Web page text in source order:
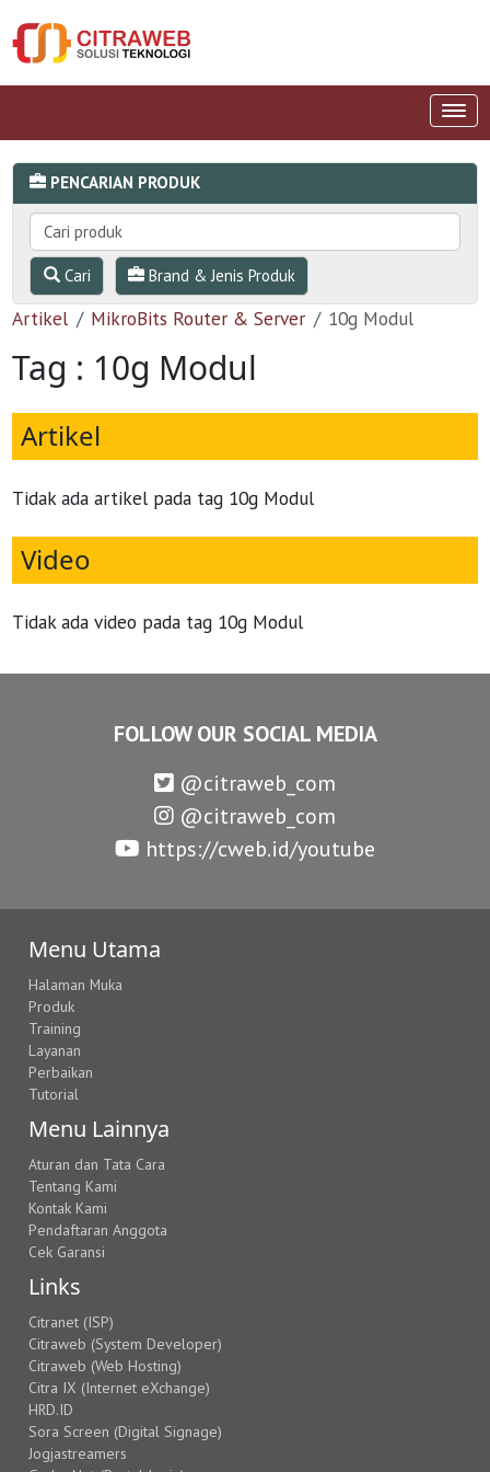
PENCARIAN PRODUK
Cari Brand & Jenis Produk
Artikel MikroBits Router & Server 10g Modul
Tag : 10g Modul
Artikel
Tidak ada artikel pada tag 10g Modul
Video
Tidak ada video pada tag 10g Modul
FOLLOW OUR SOCIAL MEDIA
@citraweb_com
@citraweb_com
https://cweb.id/youtube
Menu Utama
Halaman Muka
Produk
Training
Layanan
Perbaikan
Tutorial
Menu Lainnya
Aturan dan Tata Cara
Tentang Kami
Kontak Kami
Pendaftaran Anggota
Cek Garansi
Links
Citranet (ISP)
Citraweb (System Developer)
Citraweb (Web Hosting)
Citra IX (Internet eXchange)
HRD.ID
Sora Screen (Digital Signage)
Jogjastreamers